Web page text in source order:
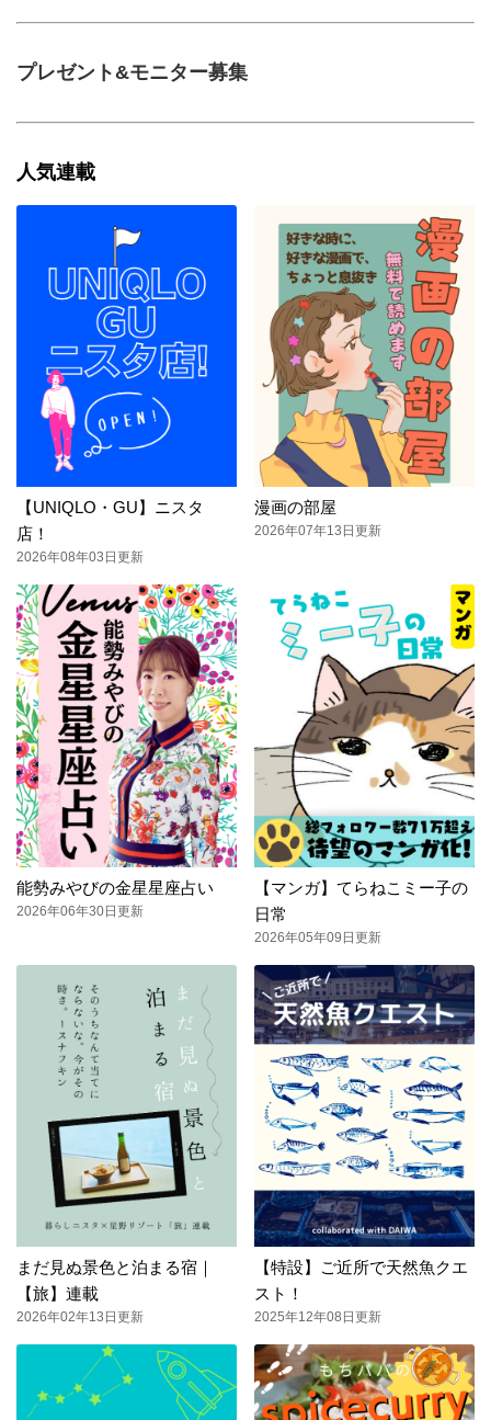
プレゼント&モニター募集
人気連載
【UNIQLO・GU】ニスタ
店！
2026年08年03日更新
漫画の部屋
2026年07年13日更新
能勢みやびの金星星座占い
2026年06年30日更新
【マンガ】てらねこミー子の
日常
2026年05年09日更新
まだ見ぬ景色と泊まる宿｜
【旅】連載
2026年02年13日更新
【特設】ご近所で天然魚クエ
スト！
2025年12年08日更新